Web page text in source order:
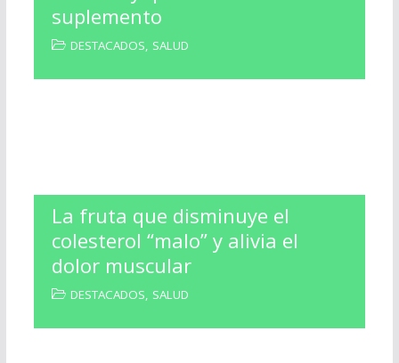
suplemento
DESTACADOS, SALUD
La fruta que disminuye el
colesterol “malo” y alivia el
dolor muscular
DESTACADOS, SALUD